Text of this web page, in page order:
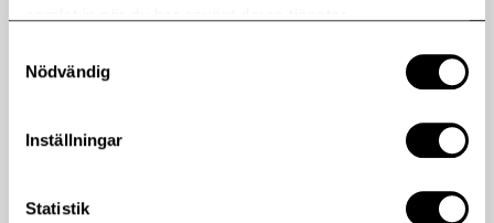
Nödvändig
Inställningar
Statistik
Det är en plats där det småskaliga möter det moderna,
och där Hebas vision om bostäder för livets alla faser får
ta form. En ny plats på landet som rymmer hela livet.